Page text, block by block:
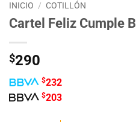
INICIO / COTILLÓN
Cartel Feliz Cumple
$290
$232
$203